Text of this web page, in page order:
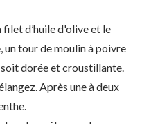
d’huile d'olive et le
tour de moulin à poivre
soit dorée et croustillante.
Après une à deux